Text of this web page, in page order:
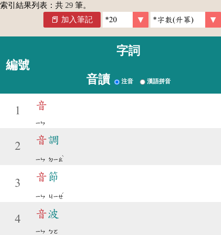
索引結果列表：共 29 筆。
加入筆記
編號
字詞
音讀 注音 漢語拼音
1 音
ㄧㄣ
2
音調
ㄧㄣ ㄉㄧㄠ
ˋ
3
音 節
ㄧㄣ ㄐㄧㄝ
ˊ
4 音波
ㄧㄣ ㄅㄛ